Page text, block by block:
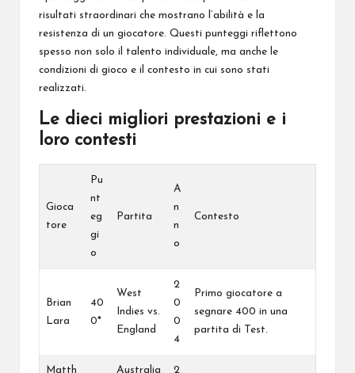
risultati straordinari che mostrano l’abilità e la
resistenza di un giocatore. Questi punteggi riflettono
spesso non solo il talento individuale, ma anche le
condizioni di gioco e il contesto in cui sono stati
realizzati.
Le dieci migliori prestazioni e i
loro contesti
Gioca
tore
Pu
nt
eg
gi
o
Partita
A
n
n
o
Contesto
Brian
Lara
40
0*
West
Indies vs.
England
2
0
0
4
Primo giocatore a
segnare 400 in una
partita di Test.
Matth
Australia
2